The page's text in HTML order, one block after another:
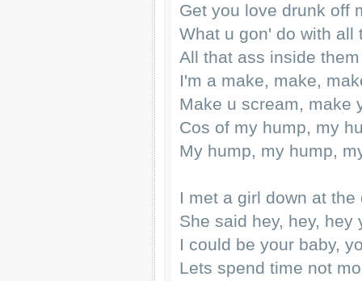
Get you love drunk off
What u gon' do with all
All that ass inside
I'm a make, make,
Make u scream, make
Cos of my hump, my
My hump, my hump,
I met a girl down at the
She said hey, hey, hey
I could be your baby,
Lets spend time not